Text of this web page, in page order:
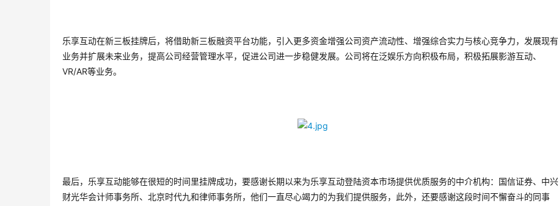
乐享互动在新三板挂牌后，将借助新三板融资平台功能，引入更多资金增强公司资产流动性、增强综合实力与核心竞争力，发展现有
业务并扩展未来业务，提高公司经营管理水平，促进公司进一步稳健发展。公司将在泛娱乐方向积极布局，积极拓展影游互动、
VR/AR等业务。
最后，乐享互动能够在很短的时间里挂牌成功，要感谢长期以来为乐享互动登陆资本市场提供优质服务的中介机构：国信证券、中兴
财光华会计师事务所、北京时代九和律师事务所，他们一直尽心竭力的为我们提供服务，此外，还要感谢这段时间不懈奋斗的同事